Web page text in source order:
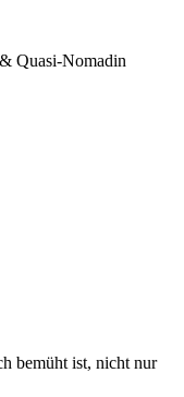
Quasi-Nomadin
bemüht ist, nicht nur